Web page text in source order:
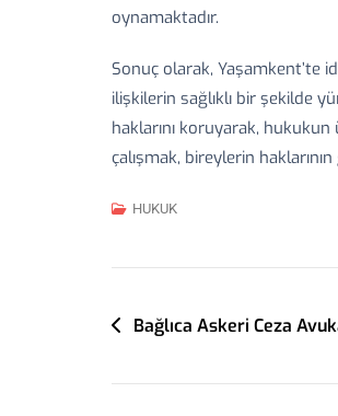
oynamaktadır.
Sonuç olarak, Yaşamkent’te
ilişkilerin sağlıklı bir şekilde
haklarını koruyarak,
çalışmak, bireylerin
HUKUK
YazıBağlıca Askeri Ceza